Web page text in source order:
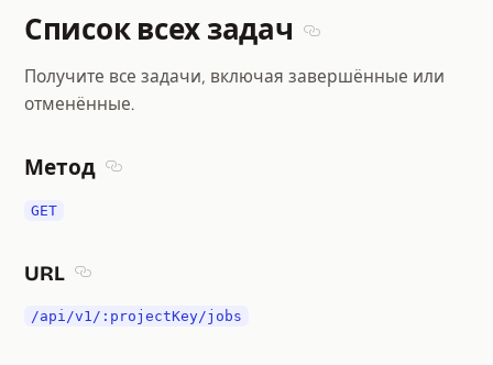
Список всех задач
Получите все задачи, включая завершённые или
отменённые.
Метод
GET
URL
/api/v1/:projectKey/jobs